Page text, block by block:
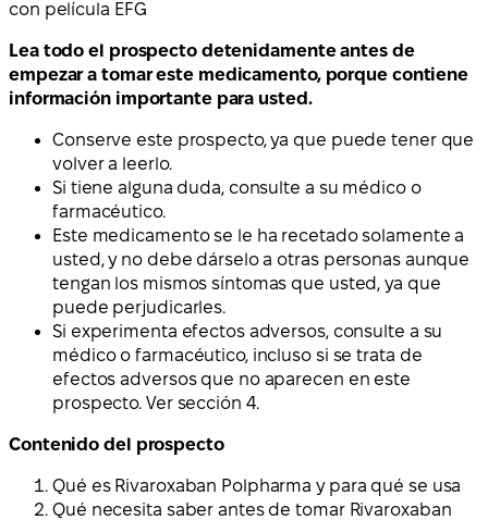
con película EFG
Lea todo el prospecto detenidamente antes de
empezar a tomar este medicamento, porque contiene
información importante para usted.
Conserve este prospecto, ya que puede tener que
volver a leerlo.
Si tiene alguna duda, consulte a su médico o
farmacéutico.
Este medicamento se le ha recetado solamente a
usted, y no debe dárselo a otras personas aunque
tengan los mismos síntomas que usted, ya que
puede perjudicarles.
Si experimenta efectos adversos, consulte a su
médico o farmacéutico, incluso si se trata de
efectos adversos que no aparecen en este
prospecto. Ver sección 4.
Contenido del prospecto
Qué es Rivaroxaban Polpharma y para qué se usa
Qué necesita saber antes de tomar Rivaroxaban